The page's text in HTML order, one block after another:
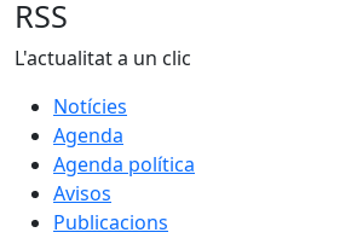
RSS
L'actualitat a un clic
Notícies
Agenda
Agenda política
Avisos
Publicacions